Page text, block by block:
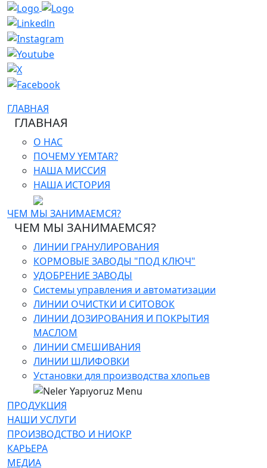
ГЛАВНАЯ
ГЛАВНАЯ
О НАС
ПОЧЕМУ YEMTAR?
НАША МИССИЯ
НАША ИСТОРИЯ
ЧЕМ МЫ ЗАНИМАЕМСЯ?
ЧЕМ МЫ ЗАНИМАЕМСЯ?
ЛИНИИ ГРАНУЛИРОВАНИЯ
КОРМОВЫЕ ЗАВОДЫ "ПОД КЛЮЧ"
УДОБРЕНИЕ ЗАВОДЫ
Системы управления и автоматизации
ЛИНИИ ОЧИСТКИ И СИТОВОК
ЛИНИИ ДОЗИРОВАНИЯ И ПОКРЫТИЯ
МАСЛОМ
ЛИНИИ СМЕШИВАНИЯ
ЛИНИИ ШЛИФОВКИ
Установки для производства хлопьев
ПРОДУКЦИЯ
НАШИ УСЛУГИ
ПРОИЗВОДСТВО И НИОКР
КАРЬЕРА
МЕДИА